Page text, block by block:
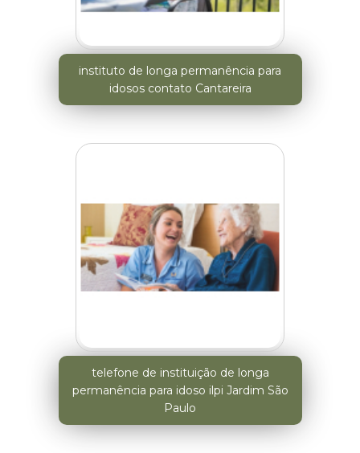
instituto de longa permanência para
idosos contato Cantareira
telefone de instituição de longa
permanência para idoso ilpi Jardim São
Paulo